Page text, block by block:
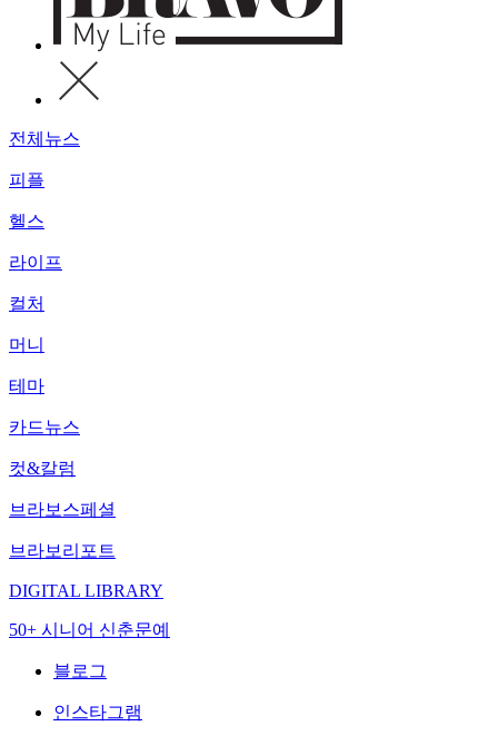
전체뉴스
피플
헬스
라이프
컬처
머니
테마
카드뉴스
컷&칼럼
브라보스페셜
브라보리포트
DIGITAL LIBRARY
50+ 시니어 신춘문예
블로그
인스타그램